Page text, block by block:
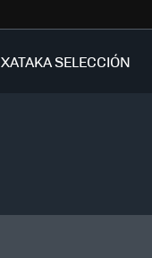
XATAKA SELECCIÓN